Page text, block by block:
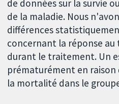
de données sur la survie
de la maladie. Nous
différences
concernant la réponse
durant le traitement. Un
prématurément en
la mortalité dans le